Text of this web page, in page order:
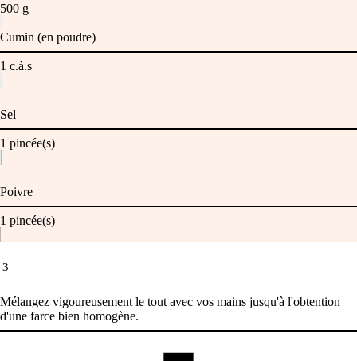
500 g
Cumin (en poudre)
1 c.à.s
Sel
1 pincée(s)
Poivre
1 pincée(s)
3
Mélangez vigoureusement le tout avec vos mains jusqu'à l'obtention
d'une farce bien homogène.